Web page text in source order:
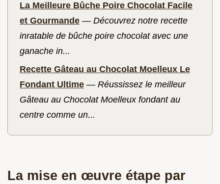
La Meilleure Bûche Poire Chocolat Facile
et Gourmande — Découvrez notre recette
inratable de bûche poire chocolat avec une
ganache in...
Recette Gâteau au Chocolat Moelleux Le
Fondant Ultime — Réussissez le meilleur
Gâteau au Chocolat Moelleux fondant au
centre comme un...
La mise en œuvre étape par